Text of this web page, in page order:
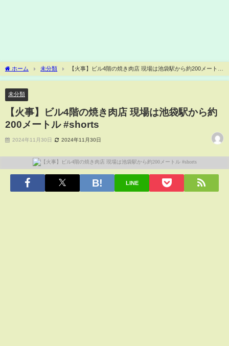
ホーム 未分類
【火事】ビル4階の焼き肉店 現場は池袋駅から約200メートル
#shorts
未分類
【火事】ビル4階の焼き肉店 現場は池袋駅から約
200メートル #shorts
2024年11月30日 2024年11月30日
LINE